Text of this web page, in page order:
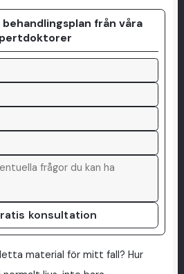
från våra
konsultation
material för mitt fall? Hur